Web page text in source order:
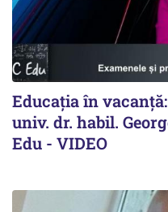
Educația în
univ. dr. habil.
Edu - VIDEO